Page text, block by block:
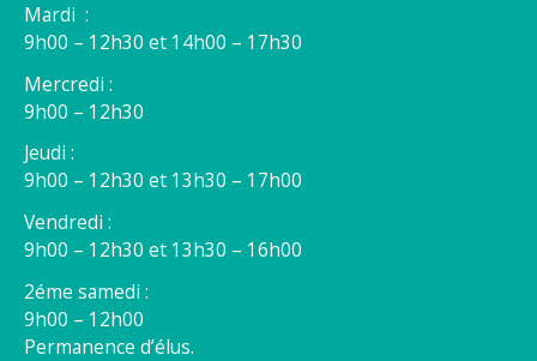
Mardi :
9h00 – 12h30 et 14h00 – 17h30
Mercredi :
9h00 – 12h30
Jeudi :
9h00 – 12h30 et 13h30 – 17h00
Vendredi :
9h00 – 12h30 et 13h30 – 16h00
2éme samedi :
9h00 – 12h00
Permanence d’élus.